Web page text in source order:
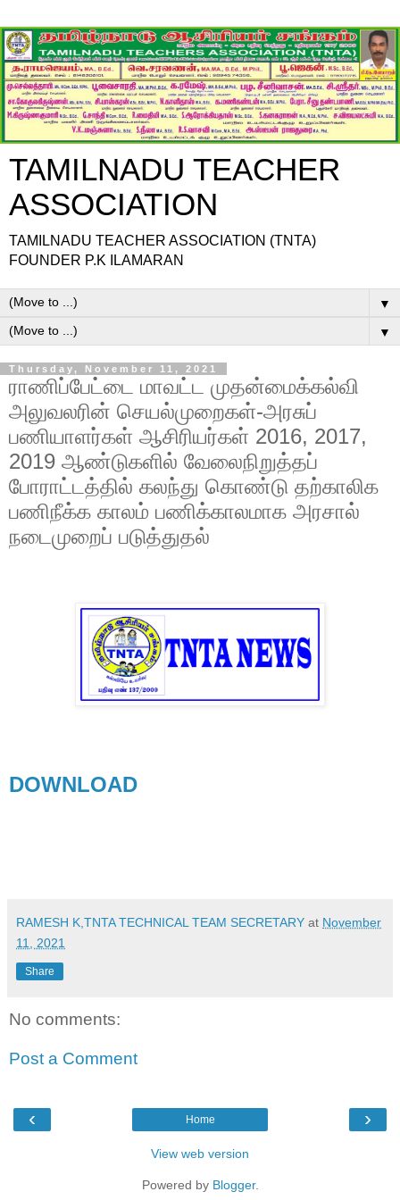
TAMILNADU TEACHER
ASSOCIATION
TAMILNADU TEACHER ASSOCIATION (TNTA)
FOUNDER P.K ILAMARAN
▼
▼
Thursday, November 11, 2021
ராணிப்பேட்டை மாவட்ட முதன்மைக்கல்வி
அலுவலரின் செயல்முறைகள்-அரசுப்
பணியாளர்கள் ஆசிரியர்கள் 2016, 2017,
2019 ஆண்டுகளில் வேலைநிறுத்தப்
போராட்டத்தில் கலந்து கொண்டு தற்காலிக
பணிநீக்க காலம் பணிக்காலமாக அரசால்
நடைமுறைப் படுத்துதல்
DOWNLOAD
RAMESH K,TNTA TECHNICAL TEAM SECRETARY at November
11, 2021
Share
No comments:
Post a Comment
‹ ›
Home
View web version
Powered by Blogger.